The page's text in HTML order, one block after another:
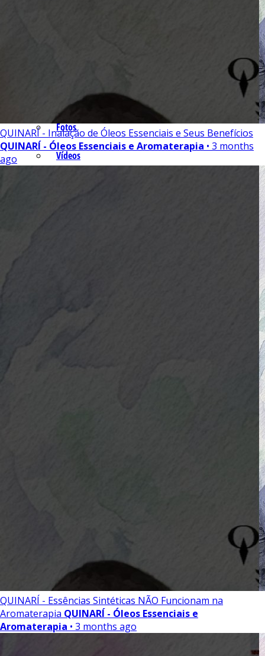
Fotos e Vídeos
Fotos
Vídeos
QUINARÍ - Inalação de Óleos Essenciais e Seus Benefícios
QUINARÍ - Óleos Essenciais e Aromaterapia • 3 months
ago
QUINARÍ - Essências Sintéticas NÃO Funcionam na
Aromaterapia QUINARÍ - Óleos Essenciais e
Aromaterapia • 3 months ago